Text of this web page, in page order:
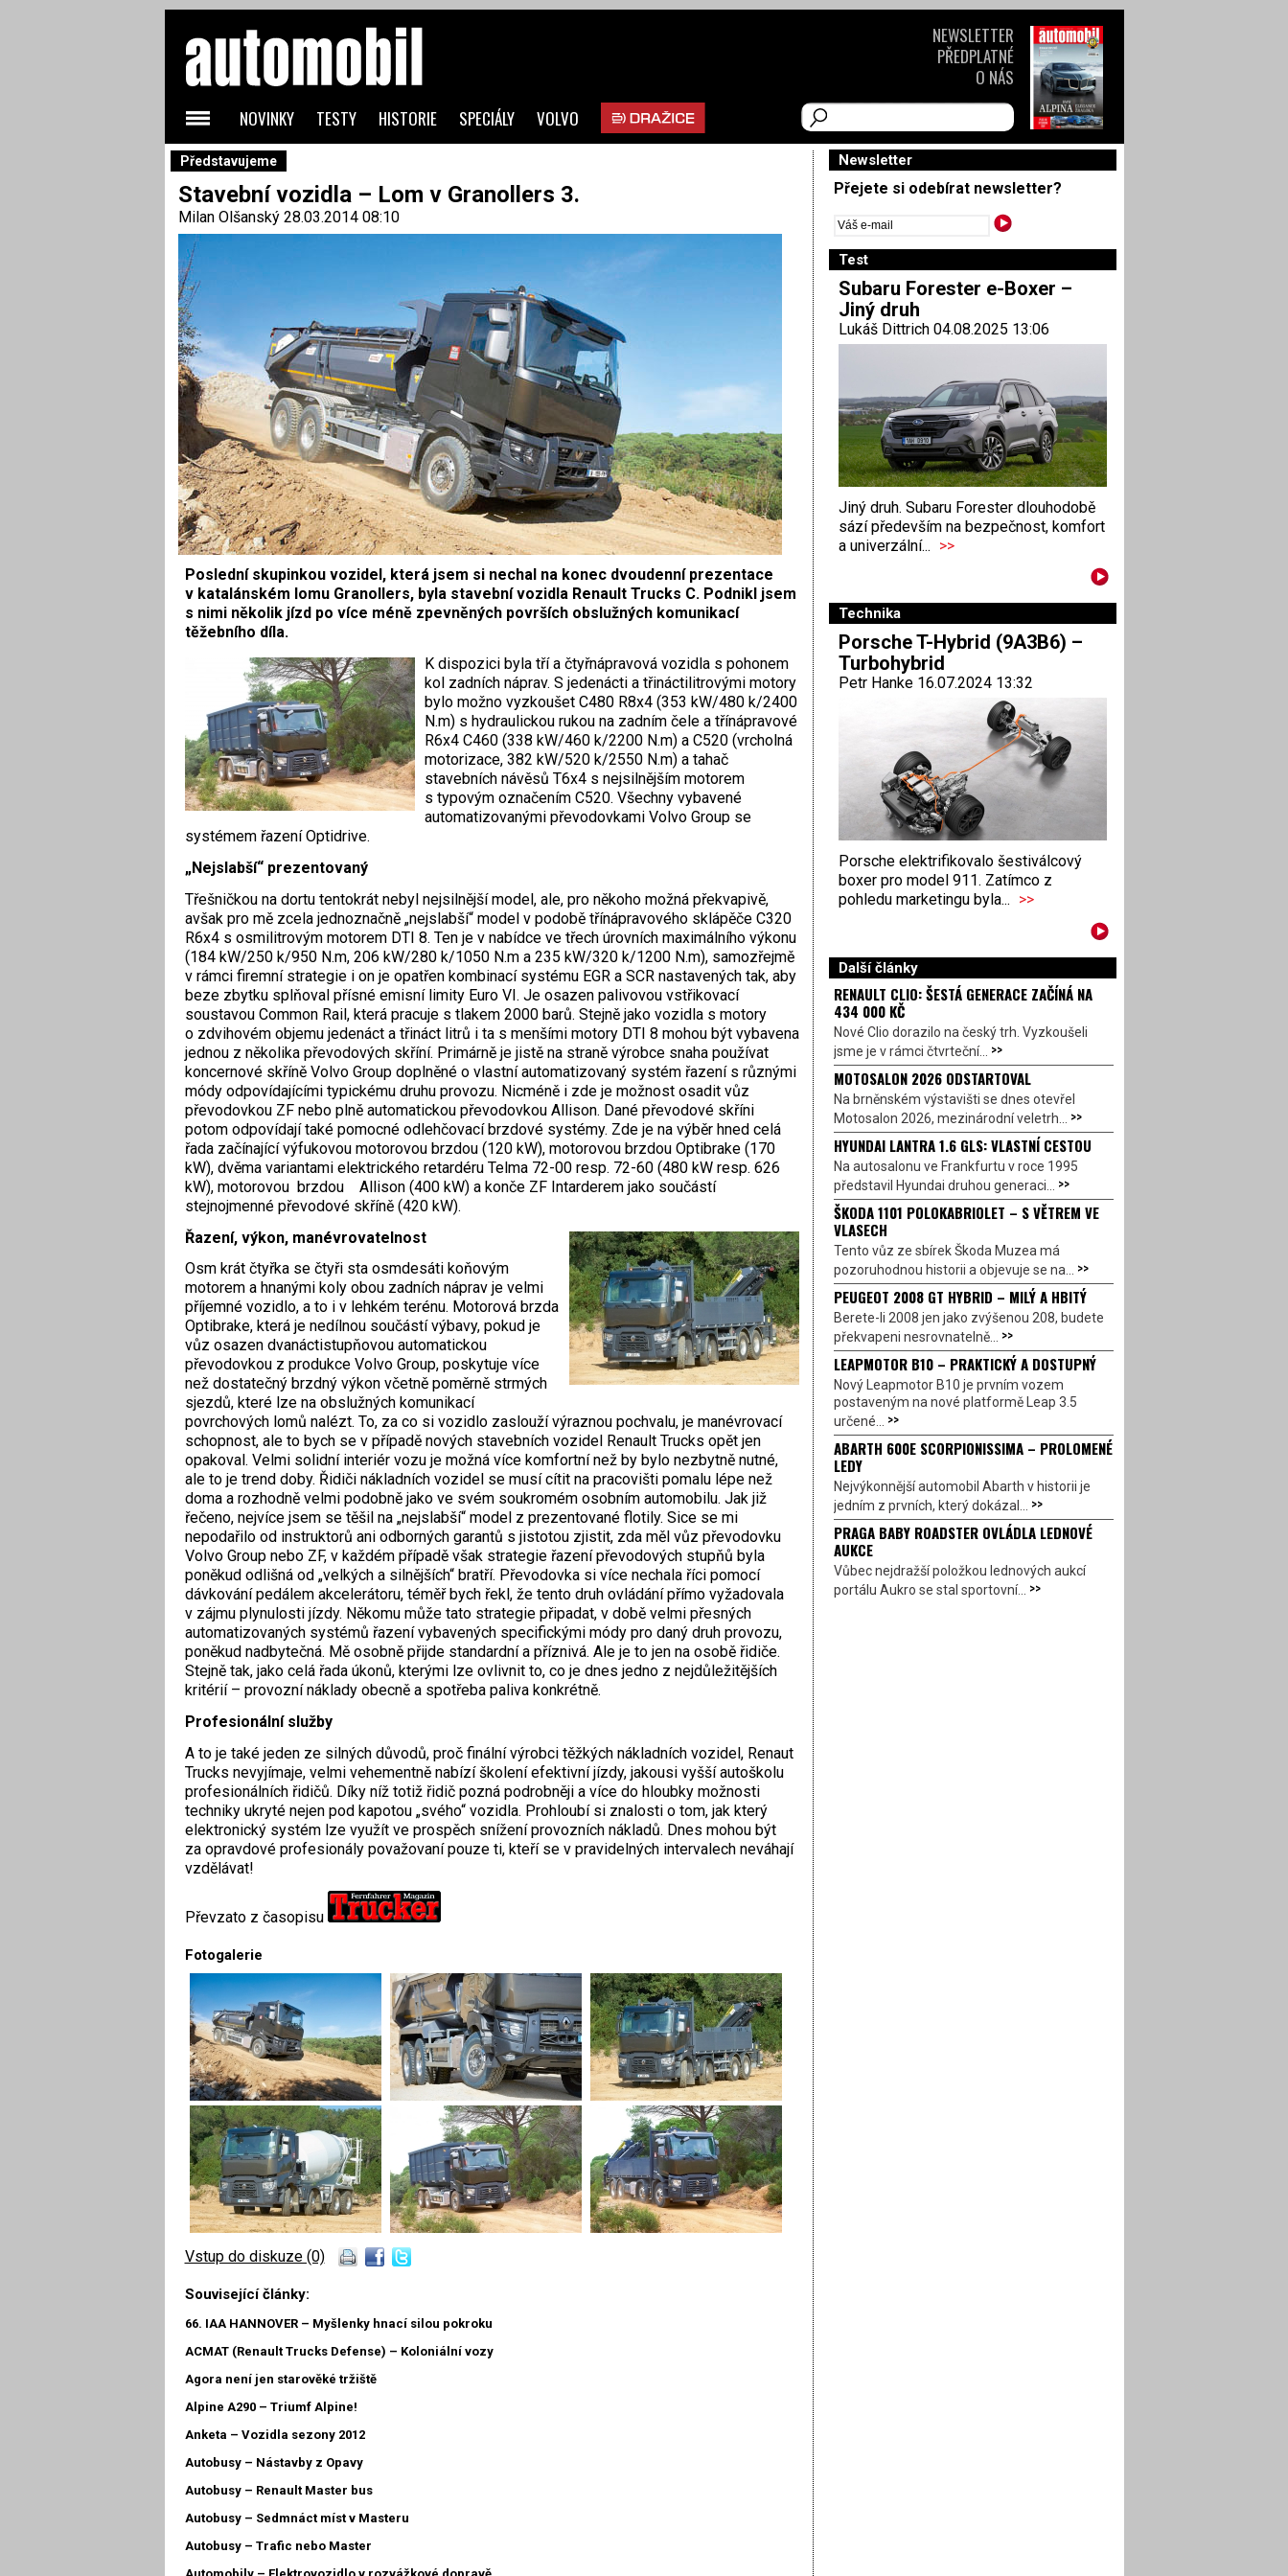
Představujeme
Stavební vozidla – Lom v Granollers 3.
Milan Olšanský28.03.2014 08:10
Poslední skupinkou vozidel, která jsem si nechal na konec dvoudenní prezentace
v katalánském lomu Granollers, byla stavební vozidla Renault Trucks C. Podnikl jsem
s nimi několik jízd po více méně zpevněných površích obslužných komunikací
těžebního díla.
K dispozici byla tří a čtyřnápravová vozidla s pohonem
kol zadních náprav. S jedenácti a třináctilitrovými motory
bylo možno vyzkoušet C480 R8x4 (353 kW/480 k/2400
N.m) s hydraulickou rukou na zadním čele a třínápravové
R6x4 C460 (338 kW/460 k/2200 N.m) a C520 (vrcholná
motorizace, 382 kW/520 k/2550 N.m) a tahač
stavebních návěsů T6x4 s nejsilnějším motorem
s typovým označením C520. Všechny vybavené
automatizovanými převodovkami Volvo Group se
systémem řazení Optidrive.
„Nejslabší“ prezentovaný
Třešničkou na dortu tentokrát nebyl nejsilnější model, ale, pro někoho možná překvapivě,
avšak pro mě zcela jednoznačně „nejslabší“ model v podobě třínápravového sklápěče C320
R6x4 s osmilitrovým motorem DTI 8. Ten je v nabídce ve třech úrovních maximálního výkonu
(184 kW/250 k/950 N.m, 206 kW/280 k/1050 N.m a 235 kW/320 k/1200 N.m), samozřejmě
v rámci firemní strategie i on je opatřen kombinací systému EGR a SCR nastavených tak, aby
beze zbytku splňoval přísné emisní limity Euro VI. Je osazen palivovou vstřikovací
soustavou Common Rail, která pracuje s tlakem 2000 barů. Stejně jako vozidla s motory
o zdvihovém objemu jedenáct a třináct litrů i ta s menšími motory DTI 8 mohou být vybavena
jednou z několika převodových skříní. Primárně je jistě na straně výrobce snaha používat
koncernové skříně Volvo Group doplněné o vlastní automatizovaný systém řazení s různými
módy odpovídajícími typickému druhu provozu. Nicméně i zde je možnost osadit vůz
převodovkou ZF nebo plně automatickou převodovkou Allison. Dané převodové skříni
potom odpovídají také pomocné odlehčovací brzdové systémy. Zde je na výběr hned celá
řada začínající výfukovou motorovou brzdou (120 kW), motorovou brzdou Optibrake (170
kW), dvěma variantami elektrického retardéru Telma 72-00 resp. 72-60 (480 kW resp. 626
kW), motorovou brzdou Allison (400 kW) a konče ZF Intarderem jako součástí
stejnojmenné převodové skříně (420 kW).
Řazení, výkon, manévrovatelnost
Osm krát čtyřka se čtyři sta osmdesáti koňovým
motorem a hnanými koly obou zadních náprav je velmi
příjemné vozidlo, a to i v lehkém terénu. Motorová brzda
Optibrake, která je nedílnou součástí výbavy, pokud je
vůz osazen dvanáctistupňovou automatickou
převodovkou z produkce Volvo Group, poskytuje více
než dostatečný brzdný výkon včetně poměrně strmých
sjezdů, které lze na obslužných komunikací
povrchových lomů nalézt. To, za co si vozidlo zaslouží výraznou pochvalu, je manévrovací
schopnost, ale to bych se v případě nových stavebních vozidel Renault Trucks opět jen
opakoval. Velmi solidní interiér vozu je možná více komfortní než by bylo nezbytně nutné,
ale to je trend doby. Řidiči nákladních vozidel se musí cítit na pracovišti pomalu lépe než
doma a rozhodně velmi podobně jako ve svém soukromém osobním automobilu. Jak již
řečeno, nejvíce jsem se těšil na „nejslabší“ model z prezentované flotily. Sice se mi
nepodařilo od instruktorů ani odborných garantů s jistotou zjistit, zda měl vůz převodovku
Volvo Group nebo ZF, v každém případě však strategie řazení převodových stupňů byla
poněkud odlišná od „velkých a silnějších“ bratří. Převodovka si více nechala říci pomocí
dávkování pedálem akcelerátoru, téměř bych řekl, že tento druh ovládání přímo vyžadovala
v zájmu plynulosti jízdy. Někomu může tato strategie připadat, v době velmi přesných
automatizovaných systémů řazení vybavených specifickými módy pro daný druh provozu,
poněkud nadbytečná. Mě osobně přijde standardní a příznivá. Ale je to jen na osobě řidiče.
Stejně tak, jako celá řada úkonů, kterými lze ovlivnit to, co je dnes jedno z nejdůležitějších
kritérií – provozní náklady obecně a spotřeba paliva konkrétně.
Profesionální služby
A to je také jeden ze silných důvodů, proč finální výrobci těžkých nákladních vozidel, Renaut
Trucks nevyjímaje, velmi vehementně nabízí školení efektivní jízdy, jakousi vyšší autoškolu
profesionálních řidičů. Díky níž totiž řidič pozná podrobněji a více do hloubky možnosti
techniky ukryté nejen pod kapotou „svého“ vozidla. Prohloubí si znalosti o tom, jak který
elektronický systém lze využít ve prospěch snížení provozních nákladů. Dnes mohou být
za opravdové profesionály považovaní pouze ti, kteří se v pravidelných intervalech neváhají
vzdělávat!
Převzato z časopisu
Fotogalerie
Vstup do diskuze (0)
Související články:
66. IAA HANNOVER – Myšlenky hnací silou pokroku
ACMAT (Renault Trucks Defense) – Koloniální vozy
Agora není jen starověké tržiště
Alpine A290 – Triumf Alpine!
Anketa – Vozidla sezony 2012
Autobusy – Nástavby z Opavy
Autobusy – Renault Master bus
Autobusy – Sedmnáct míst v Masteru
Autobusy – Trafic nebo Master
Newsletter
Přejete si odebírat newsletter?
Test
Subaru Forester e-Boxer –
Jiný druh
Lukáš Dittrich 04.08.2025 13:06
Jiný druh. Subaru Forester dlouhodobě
sází především na bezpečnost, komfort
a univerzální... >>
Technika
Porsche T-Hybrid (9A3B6) –
Turbohybrid
Petr Hanke 16.07.2024 13:32
Porsche elektrifikovalo šestiválcový
boxer pro model 911. Zatímco z
pohledu marketingu byla... >>
Další články
RENAULT CLIO: ŠESTÁ GENERACE ZAČÍNÁ NA
434 000 KČ
Nové Clio dorazilo na český trh. Vyzkoušeli
jsme je v rámci čtvrteční... >>
MOTOSALON 2026 ODSTARTOVAL
Na brněnském výstavišti se dnes otevřel
Motosalon 2026, mezinárodní veletrh... >>
HYUNDAI LANTRA 1.6 GLS: VLASTNÍ CESTOU
Na autosalonu ve Frankfurtu v roce 1995
představil Hyundai druhou generaci... >>
ŠKODA 1101 POLOKABRIOLET – S VĚTREM VE
VLASECH
Tento vůz ze sbírek Škoda Muzea má
pozoruhodnou historii a objevuje se na... >>
PEUGEOT 2008 GT HYBRID – MILÝ A HBITÝ
Berete-li 2008 jen jako zvýšenou 208, budete
překvapeni nesrovnatelně... >>
LEAPMOTOR B10 – PRAKTICKÝ A DOSTUPNÝ
Nový Leapmotor B10 je prvním vozem
postaveným na nové platformě Leap 3.5
určené... >>
ABARTH 600E SCORPIONISSIMA – PROLOMENÉ
LEDY
Nejvýkonnější automobil Abarth v historii je
jedním z prvních, který dokázal... >>
PRAGA BABY ROADSTER OVLÁDLA LEDNOVÉ
AUKCE
Vůbec nejdražší položkou lednových aukcí
portálu Aukro se stal sportovní... >>
NOVINKY TESTY HISTORIE SPECIÁLY VOLVO
NEWSLETTER
PŘEDPLATNÉ
O NÁS